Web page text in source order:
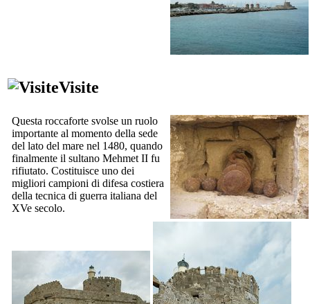
Visite
Questa roccaforte svolse un ruolo
importante al momento della sede
del lato del mare nel 1480, quando
finalmente il sultano Mehmet II fu
rifiutato. Costituisce uno dei
migliori campioni di difesa costiera
della tecnica di guerra italiana del
XVe secolo.